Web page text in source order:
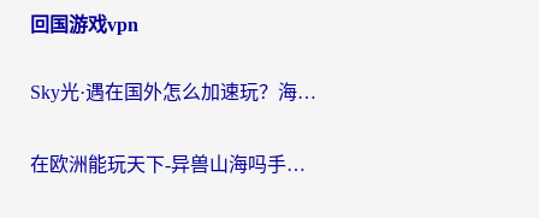
回国游戏vpn
Sky光·遇在国外怎么加速玩？海外党亲测有效的国服游戏加速指南
在欧洲能玩天下-异兽山海吗手游？海外玩家的加速器生存指南